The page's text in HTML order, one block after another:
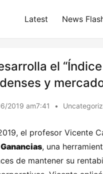
Latest News
el
y
2019 am7:41 •
el profesor Vicente
, una
de mantener su